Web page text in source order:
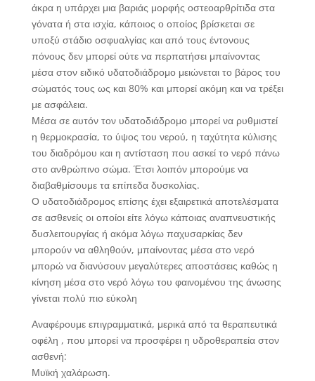
άκρα η υπάρχει μια βαριάς μορφής οστεοαρθρίτιδα στα
γόνατα ή στα ισχία, κάποιος ο οποίος βρίσκεται σε
υποξύ στάδιο οσφυαλγίας και από τους έντονους
πόνους δεν μπορεί ούτε να περπατήσει μπαίνοντας
μέσα στον ειδικό υδατοδιάδρομο μειώνεται το βάρος του
σώματός τους ως και 80% και μπορεί ακόμη και να τρέξει
με ασφάλεια.
Μέσα σε αυτόν τον υδατοδιάδρομο μπορεί να ρυθμιστεί
η θερμοκρασία, το ύψος του νερού, η ταχύτητα κύλισης
του διαδρόμου και η αντίσταση που ασκεί το νερό πάνω
στο ανθρώπινο σώμα. Έτσι λοιπόν μπορούμε να
διαβαθμίσουμε τα επίπεδα δυσκολίας.
Ο υδατοδιάδρομος επίσης έχει εξαιρετικά αποτελέσματα
σε ασθενείς οι οποίοι είτε λόγω κάποιας αναπνευστικής
δυσλειτουργίας ή ακόμα λόγω παχυσαρκίας δεν
μπορούν να αθληθούν, μπαίνοντας μέσα στο νερό
μπορώ να διανύσουν μεγαλύτερες αποστάσεις καθώς η
κίνηση μέσα στο νερό λόγω του φαινομένου της άνωσης
γίνεται πολύ πιο εύκολη
Αναφέρουμε επιγραμματικά, μερικά από τα θεραπευτικά
οφέλη , που μπορεί να προσφέρει η υδροθεραπεία στον
ασθενή:
Μυϊκή χαλάρωση.